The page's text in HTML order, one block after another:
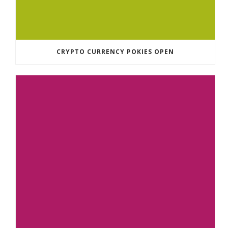
CRYPTO CURRENCY POKIES OPEN